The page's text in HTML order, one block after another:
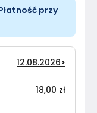
przy
12.08.2026>
18,00 zł